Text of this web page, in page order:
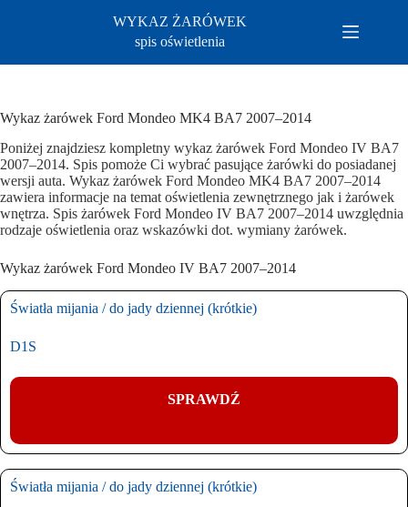
WYKAZ ŻARÓWEK
spis oświetlenia
Wykaz żarówek Ford Mondeo MK4 BA7 2007–2014
Poniżej znajdziesz kompletny wykaz żarówek Ford Mondeo IV BA7
2007–2014. Spis pomoże Ci wybrać pasujące żarówki do posiadanej
wersji auta. Wykaz żarówek Ford Mondeo MK4 BA7 2007–2014
zawiera informacje na temat oświetlenia zewnętrznego jak i żarówek
wnętrza. Spis żarówek Ford Mondeo IV BA7 2007–2014 uwzględnia
rodzaje oświetlenia oraz wskazówki dot. wymiany żarówek.
Wykaz żarówek Ford Mondeo IV BA7 2007–2014
Światła mijania / do jady dziennej (krótkie)
D1S
SPRAWDŹ
Światła mijania / do jady dziennej (krótkie)